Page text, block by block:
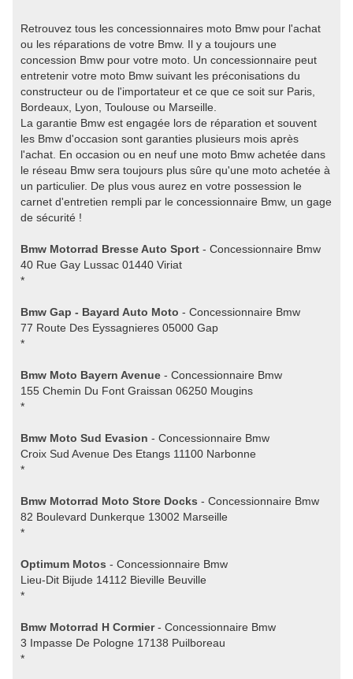
Retrouvez tous les concessionnaires moto Bmw pour l'achat
ou les réparations de votre Bmw. Il y a toujours une
concession Bmw pour votre moto. Un concessionnaire peut
entretenir votre moto Bmw suivant les préconisations du
constructeur ou de l'importateur et ce que ce soit sur Paris,
Bordeaux, Lyon, Toulouse ou Marseille.
La garantie Bmw est engagée lors de réparation et souvent
les Bmw d'occasion sont garanties plusieurs mois après
l'achat. En occasion ou en neuf une moto Bmw achetée dans
le réseau Bmw sera toujours plus sûre qu'une moto achetée à
un particulier. De plus vous aurez en votre possession le
carnet d'entretien rempli par le concessionnaire Bmw, un gage
de sécurité !
Bmw Motorrad Bresse Auto Sport - Concessionnaire Bmw
40 Rue Gay Lussac 01440 Viriat
*
Bmw Gap - Bayard Auto Moto - Concessionnaire Bmw
77 Route Des Eyssagnieres 05000 Gap
*
Bmw Moto Bayern Avenue - Concessionnaire Bmw
155 Chemin Du Font Graissan 06250 Mougins
*
Bmw Moto Sud Evasion - Concessionnaire Bmw
Croix Sud Avenue Des Etangs 11100 Narbonne
*
Bmw Motorrad Moto Store Docks - Concessionnaire Bmw
82 Boulevard Dunkerque 13002 Marseille
*
Optimum Motos - Concessionnaire Bmw
Lieu-Dit Bijude 14112 Bieville Beuville
*
Bmw Motorrad H Cormier- Concessionnaire Bmw
3 Impasse De Pologne 17138 Puilboreau
*